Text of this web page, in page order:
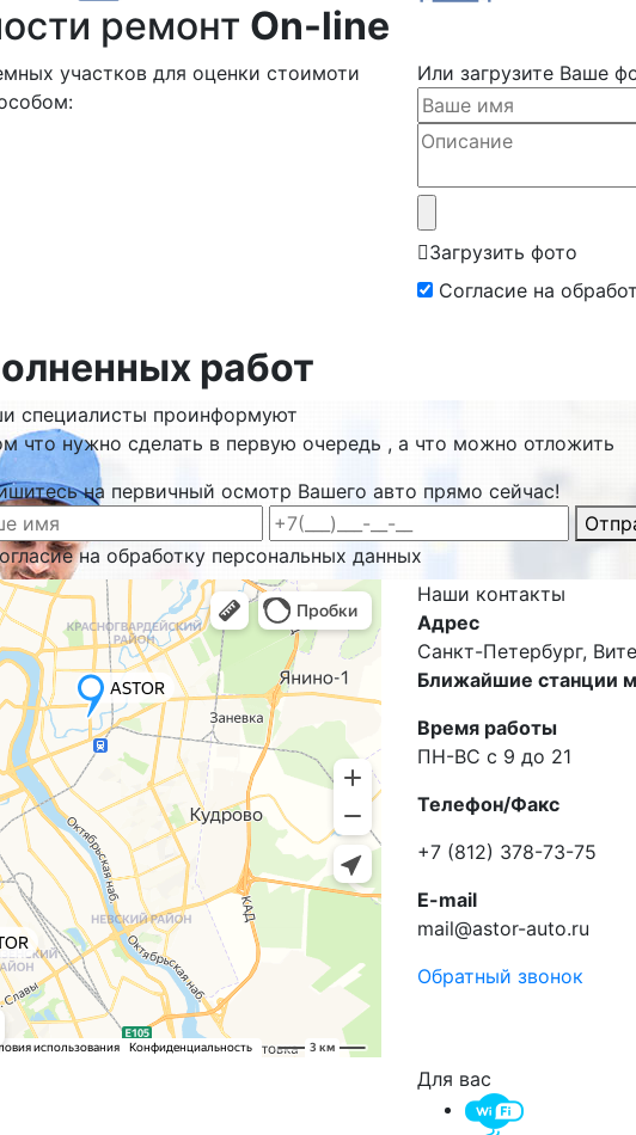
ремонт On-line
участков для оценки стоимоти
Или загрузите Ваше
Загрузить фото
Согласие на
работ
специалисты проинформуют
что нужно сделать в первую очередь , а что можно отложить
на первичный осмотр Вашего авто прямо сейчас!
на обработку персональных данных
Наши контакты
Адрес
Санкт-Петербург,
Ближайшие станции
Время работы
ПН-ВС с 9 до 21
Телефон/Факс
+7 (812) 378-73-75
E-mail
mail@astor-auto.ru
Обратный звонок
Для вас